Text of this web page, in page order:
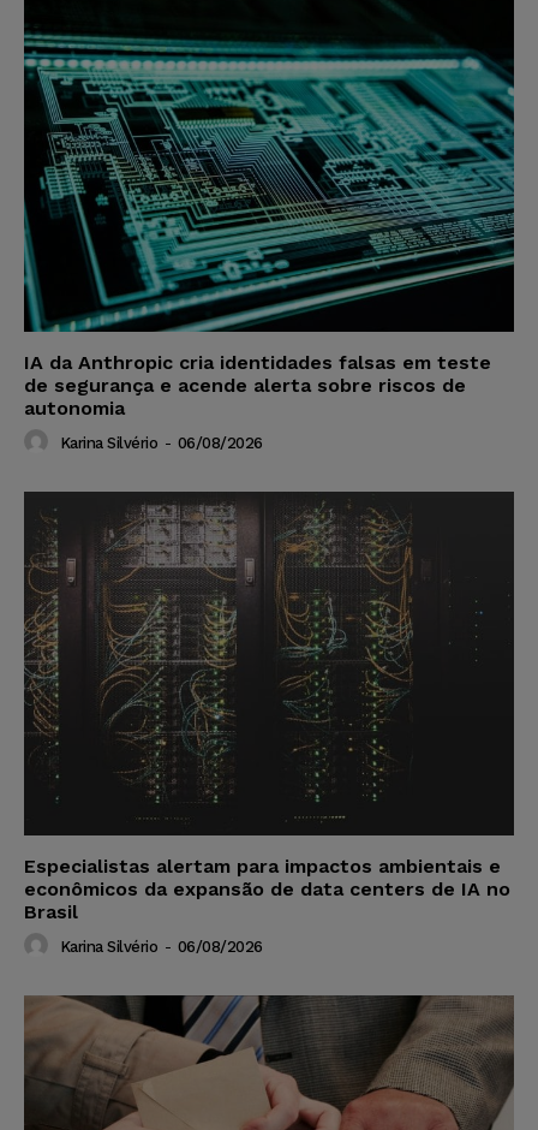
IA da Anthropic cria identidades falsas em teste
de segurança e acende alerta sobre riscos de
autonomia
Karina Silvério - 06/08/2026
Especialistas alertam para impactos ambientais e
econômicos da expansão de data centers de IA no
Brasil
Karina Silvério - 06/08/2026